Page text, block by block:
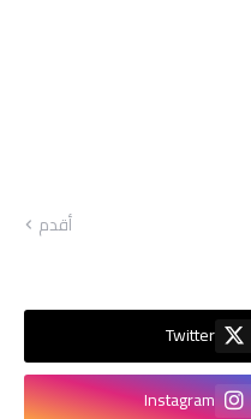
أقدم
Twitter
Instagram